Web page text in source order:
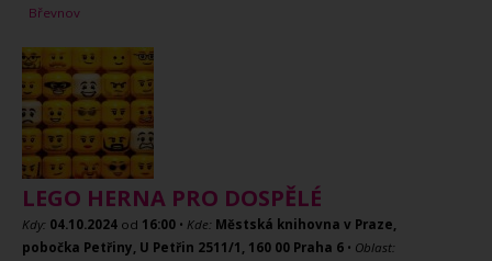
Břevnov
LEGO HERNA PRO DOSPĚLÉ
Kdy: 04.10.2024 od 16:00 • Kde: Městská knihovna v Praze,
pobočka Petřiny, U Petřin 2511/1, 160 00 Praha 6 • Oblast: